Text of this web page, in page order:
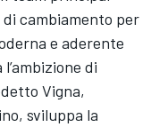
cambiamento per
e aderente
di
Vigna,
sviluppa la